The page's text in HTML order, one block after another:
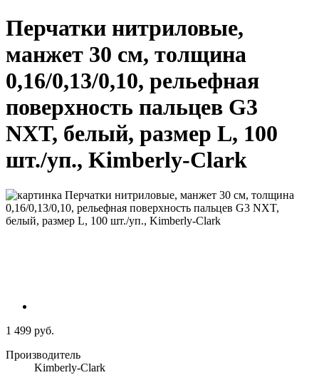
Перчатки нитриловые,
манжет 30 см, толщина
0,16/0,13/0,10, рельефная
поверхность пальцев G3
NXT, белый, размер L, 100
шт./уп., Kimberly-Clark
1 499 руб.
Производитель
Kimberly-Clark